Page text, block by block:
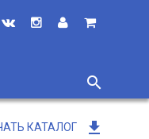
search
close
КАТАЛОГ get_app